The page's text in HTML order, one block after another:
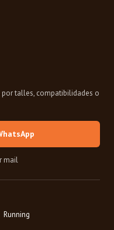
por talles, compatibilidades o
mail
Running